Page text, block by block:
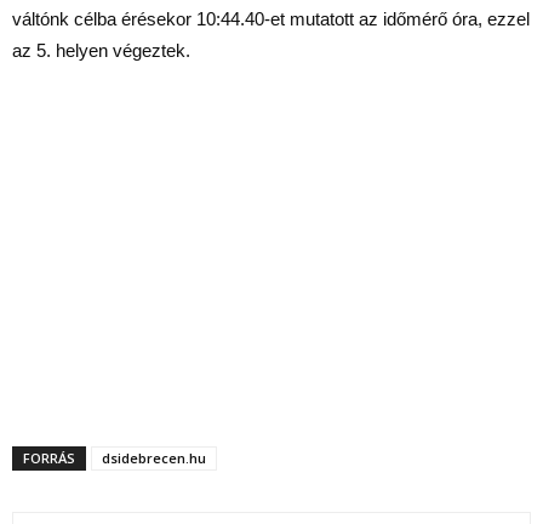
váltónk célba érésekor 10:44.40-et mutatott az időmérő óra, ezzel
az 5. helyen végeztek.
FORRÁS dsidebrecen.hu